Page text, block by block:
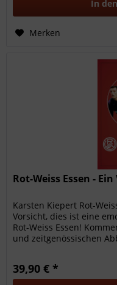
In den
Merken
Rot-Weiss Essen -
Karsten Kiepert Rot-
Vorsicht, dies ist eine
Rot-Weiss Essen!
und zeitgenössischen
39,90 € *